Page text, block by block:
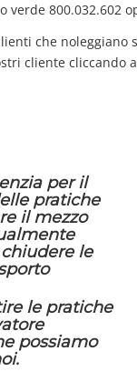
verde 800.032.602
che noleggiano
cliente cliccando
per il
pratiche
il mezzo
le
le pratiche
possiamo